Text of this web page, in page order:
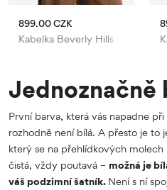
Kabelka Beverly Hills Polo Club
899.00 CZK
Jednoznačně
První barva, která vás napadne
rozhodně není bílá. A přesto je to
který se na přehlídkových
čistá, vždy poutavá – možná je
váš podzimní šatník. Není s ní